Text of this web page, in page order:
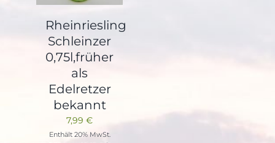
Rheinriesling
Schleinzer
0,75l,früher
als
Edelretzer
bekannt
7,99€
Enthält 20% MwSt.